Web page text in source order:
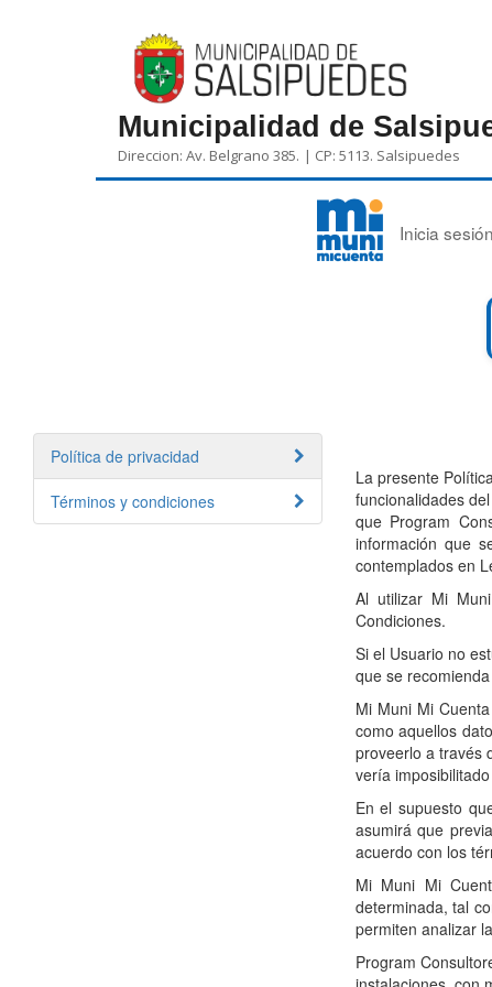
Municipalidad de
Direccion: Av. Belgrano 385. CP: 5113. Salsipuedes
Inicia
Política de privacidad
Términos y condiciones
La presente
funcionalidades
que Program
información que
contemplados en
Al utilizar Mi
Condiciones.
Si el Usuario no
que se
Mi Muni Mi
como aquellos
proveerlo a través
vería
En el supuesto
asumirá que
acuerdo con los
Mi Muni Mi
determinada, tal
permiten analizar
Program